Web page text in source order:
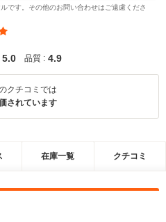
です。その他のお問い合わせはご遠慮くださ
5.0 品質 : 4.9
クチコミでは
されています
在庫一覧 クチコミ